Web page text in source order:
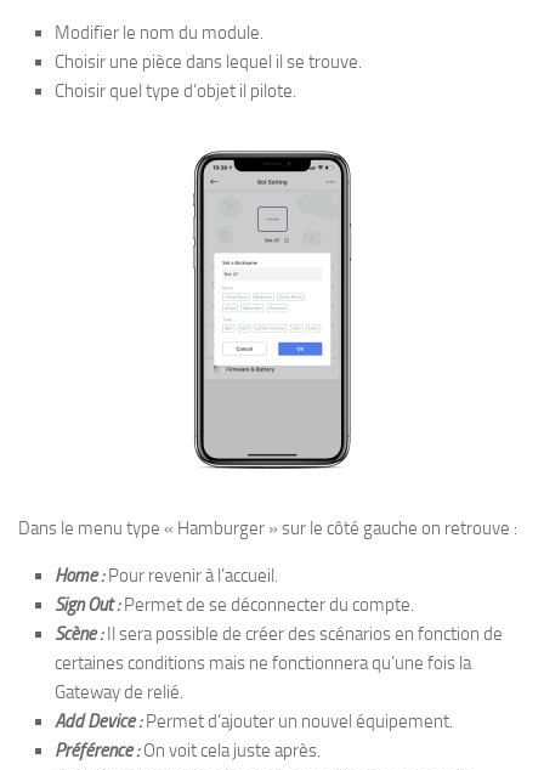
Modifier le nom du module.
Choisir une pièce dans lequel il se trouve.
Choisir quel type d’objet il pilote.
Dans le menu type « Hamburger » sur le côté gauche on retrouve :
Home :Pour revenir à l’accueil.
Sign Out :Permet de se déconnecter du compte.
Scène :Il sera possible de créer des scénarios en fonction de
certaines conditions mais ne fonctionnera qu’une fois la
Gateway de relié.
Add Device :Permet d’ajouter un nouvel équipement.
Préférence :On voit cela juste après.